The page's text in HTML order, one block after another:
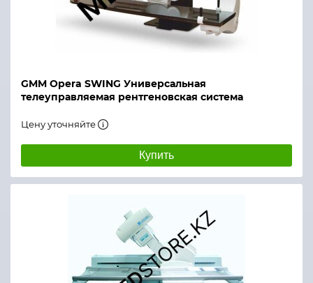
GMM Opera SWING Универсальная
телеуправляемая рентгеновская система
Цену уточняйте
Купить